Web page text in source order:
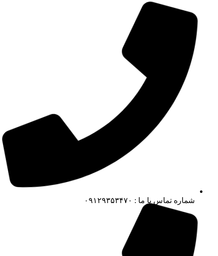
شماره تماس با ما : ۰۹۱۲۹۳۵۳۴۷۰